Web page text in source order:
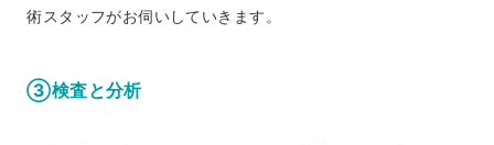
術スタッフがお伺いしていきます。
③検査と分析